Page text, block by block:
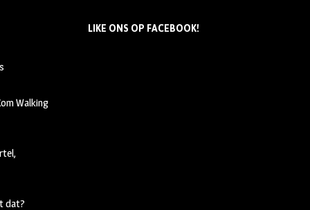
Walking
dat?
LIKE ONS OP FACEBOOK!